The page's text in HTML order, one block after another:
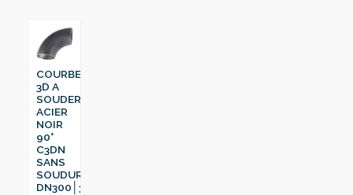
COURBE
3D A
SOUDER
ACIER
NOIR
90°
C3DN
SANS
SOUDURE
DN300│323.9